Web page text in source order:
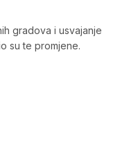
gradova i usvajanje
su te promjene.